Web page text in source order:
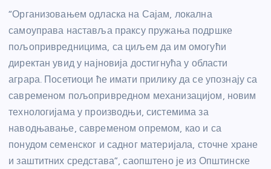
“Организовањем одласка на Сајам, локална
самоуправа наставља праксу пружања подршке
пољопривредницима, са циљем да им омогући
директан увид у најновија достигнућа у области
аграра. Посетиоци ће имати прилику да се упознају са
савременом пољопривредном механизацијом, новим
технологијама у производњи, системима за
наводњавање, савременом опремом, као и са
понудом семенског и садног материјала, сточне хране
и заштитних средстава”, саопштено је из Општинске